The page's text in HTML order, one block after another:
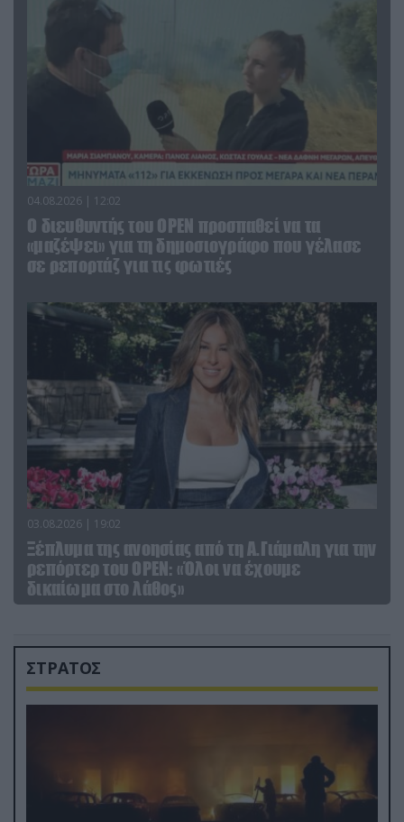
04.08.2026 | 12:02
O διευθυντής του OPEN προσπαθεί να τα
«μαζέψει» για τη δημοσιογράφο που γέλασε
σε ρεπορτάζ για τις φωτιές
03.08.2026 | 19:02
Ξέπλυμα της ανοησίας από τη Α.Γιάμαλη για την
ρεπόρτερ του ΟΡΕΝ: «Όλοι να έχουμε
δικαίωμα στο λάθος»
ΣΤΡΑΤΟΣ